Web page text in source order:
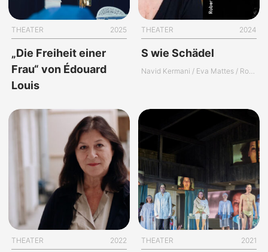
THEATER 2025
„Die Freiheit einer
Frau“ von Édouard
Louis
THEATER 2024
S wie Schädel
Navid Kermani / Eva Mattes / Roberto Ciulli
THEATER 2022 THEATER 2021